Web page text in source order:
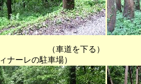
（車道を下る） （鉄
ィナーレの駐車場）